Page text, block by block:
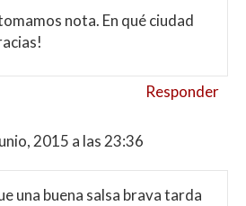
nota. En qué ciudad
Responder
2015 a las 23:36
una buena salsa brava tarda